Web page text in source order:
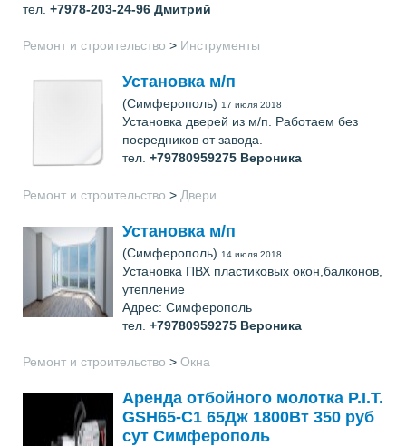
тел. +7978-203-24-96 Дмитрий
Ремонт и строительство > Инструменты
Установка м/п
(Симферополь) 17 июля 2018
Установка дверей из м/п. Работаем без
посредников от завода.
тел. +79780959275 Вероника
Ремонт и строительство > Двери
Установка м/п
(Симферополь) 14 июля 2018
Установка ПВХ пластиковых окон,балконов,
утепление
Адрес: Симферополь
тел. +79780959275 Вероника
Ремонт и строительство > Окна
Аренда отбойного молотка P.I.T.
GSH65-C1 65Дж 1800Вт 350 руб
сут Симферополь